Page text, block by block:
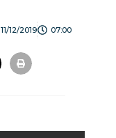
11/12/2019 07:00